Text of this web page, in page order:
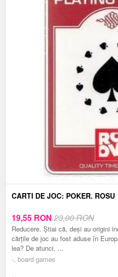
CARTI DE JOC: POKER. ROSU
19,55 RON 23,00 RON
Reducere. Știai că, deși au origini
cărțile de joc au fost aduse în
lea? De atunci, ...
-, board games